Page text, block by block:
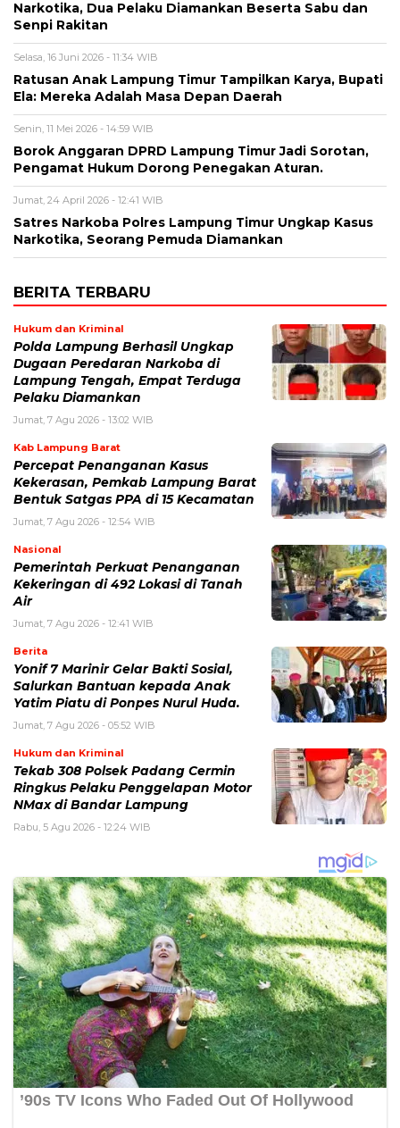
Narkotika, Dua Pelaku Diamankan Beserta Sabu dan
Senpi Rakitan
Selasa, 16 Juni 2026 - 11:34 WIB
Ratusan Anak Lampung Timur Tampilkan Karya, Bupati
Ela: Mereka Adalah Masa Depan Daerah
Senin, 11 Mei 2026 - 14:59 WIB
Borok Anggaran DPRD Lampung Timur Jadi Sorotan,
Pengamat Hukum Dorong Penegakan Aturan.
Jumat, 24 April 2026 - 12:41 WIB
Satres Narkoba Polres Lampung Timur Ungkap Kasus
Narkotika, Seorang Pemuda Diamankan
BERITA TERBARU
Hukum dan Kriminal
Polda Lampung Berhasil Ungkap
Dugaan Peredaran Narkoba di
Lampung Tengah, Empat Terduga
Pelaku Diamankan
Jumat, 7 Agu 2026 - 13:02 WIB
Kab Lampung Barat
Percepat Penanganan Kasus
Kekerasan, Pemkab Lampung Barat
Bentuk Satgas PPA di 15 Kecamatan
Jumat, 7 Agu 2026 - 12:54 WIB
Nasional
Pemerintah Perkuat Penanganan
Kekeringan di 492 Lokasi di Tanah
Air
Jumat, 7 Agu 2026 - 12:41 WIB
Berita
Yonif 7 Marinir Gelar Bakti Sosial,
Salurkan Bantuan kepada Anak
Yatim Piatu di Ponpes Nurul Huda.
Jumat, 7 Agu 2026 - 05:52 WIB
Hukum dan Kriminal
Tekab 308 Polsek Padang Cermin
Ringkus Pelaku Penggelapan Motor
NMax di Bandar Lampung
Rabu, 5 Agu 2026 - 12:24 WIB